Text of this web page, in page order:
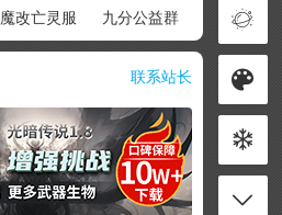
魔改亡灵服 九分公益群
联系站长